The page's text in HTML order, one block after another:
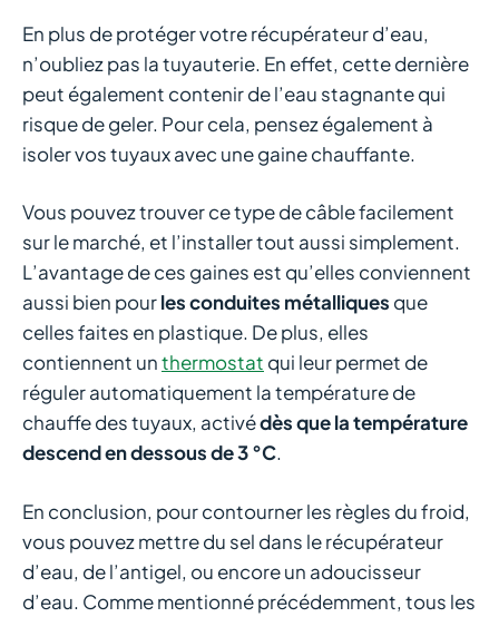
En plus de protéger votre récupérateur d’eau,
n’oubliez pas la tuyauterie. En effet, cette dernière
peut également contenir de l’eau stagnante qui
risque de geler. Pour cela, pensez également à
isoler vos tuyaux avec une gaine chauffante.
Vous pouvez trouver ce type de câble facilement
sur le marché, et l’installer tout aussi simplement.
L’avantage de ces gaines est qu’elles conviennent
aussi bien pourles conduites métalliques que
celles faites en plastique. De plus, elles
contiennent unthermostat qui leur permet de
réguler automatiquement la température de
chauffe des tuyaux, activédès que la température
descend en dessous de 3 °C.
En conclusion, pour contourner les règles du froid,
vous pouvez mettre du sel dans le récupérateur
d’eau, de l’antigel, ou encore un adoucisseur
d’eau. Comme mentionné précédemment, tous les